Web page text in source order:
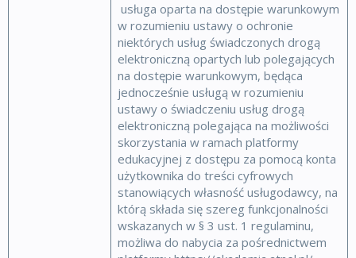
usługa oparta na dostępie warunkowym
w rozumieniu ustawy o ochronie
niektórych usług świadczonych drogą
elektroniczną opartych lub polegających
na dostępie warunkowym, będąca
jednocześnie usługą w rozumieniu
ustawy o świadczeniu usług drogą
elektroniczną polegająca na możliwości
skorzystania w ramach platformy
edukacyjnej z dostępu za pomocą konta
użytkownika do treści cyfrowych
stanowiących własność usługodawcy, na
którą składa się szereg funkcjonalności
wskazanych w § 3 ust. 1 regulaminu,
możliwa do nabycia za pośrednictwem